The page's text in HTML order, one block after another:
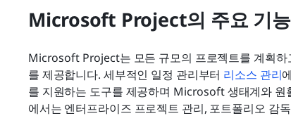
Microsoft Project의 주요 기능
Microsoft Project는 모든 규모의 프로젝트를 계획
를 제공합니다. 세부적인 일정 관리부터 리소스 관리
를 지원하는 도구를 제공하며 Microsoft 생태계와
에서는 엔터프라이즈 프로젝트 관리, 포트폴리오 감